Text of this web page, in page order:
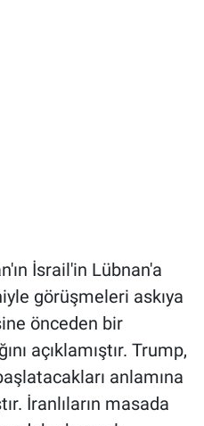
İsrail'in Lübnan'a
görüşmeleri askıya
önceden bir
açıklamıştır. Trump,
anlamına
İranlıların masada